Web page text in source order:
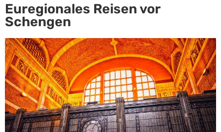
Euregionales Reisen vor
Schengen